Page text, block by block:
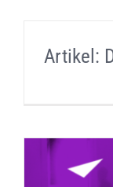
Artikel: